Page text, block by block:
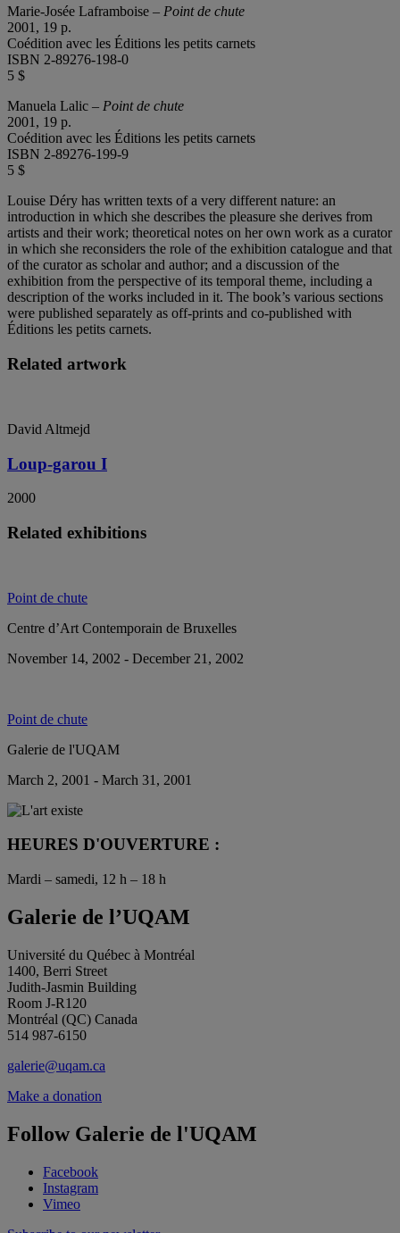
Marie-Josée Laframboise – Point de chute
2001, 19 p.
Coédition avec les Éditions les petits carnets
ISBN 2-89276-198-0
5 $
Manuela Lalic – Point de chute
2001, 19 p.
Coédition avec les Éditions les petits carnets
ISBN 2-89276-199-9
5 $
Louise Déry has written texts of a very different nature: an
introduction in which she describes the pleasure she derives from
artists and their work; theoretical notes on her own work as a curator
in which she reconsiders the role of the exhibition catalogue and that
of the curator as scholar and author; and a discussion of the
exhibition from the perspective of its temporal theme, including a
description of the works included in it. The book’s various sections
were published separately as off-prints and co-published with
Éditions les petits carnets.
Related artwork
David Altmejd
Loup-garou I
2000
Related exhibitions
Point de chute
Centre d’Art Contemporain de Bruxelles
November 14, 2002 - December 21, 2002
Point de chute
Galerie de l'UQAM
March 2, 2001 - March 31, 2001
HEURES D'OUVERTURE :
Mardi – samedi, 12 h – 18 h
Galerie de l’UQAM
Université du Québec à Montréal
1400, Berri Street
Judith-Jasmin Building
Room J-R120
Montréal (QC) Canada
514 987-6150
galerie@uqam.ca
Make a donation
Follow Galerie de l'UQAM
Facebook
Instagram
Vimeo